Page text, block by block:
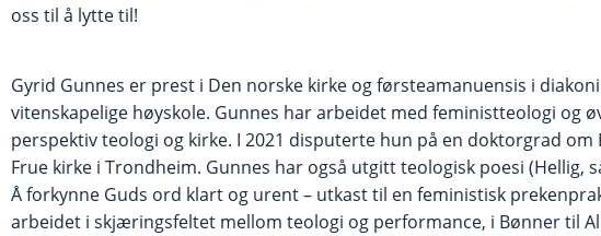
oss til å lytte til!
Gyrid Gunnes er prest i Den norske kirke og førsteamanuensis i
vitenskapelige høyskole. Gunnes har arbeidet med feministteologi og
perspektiv teologi og kirke. I 2021 disputerte hun på en doktorgrad om
Frue kirke i Trondheim. Gunnes har også utgitt teologisk poesi (Hellig,
Å forkynne Guds ord klart og urent – utkast til en feministisk
arbeidet i skjæringsfeltet mellom teologi og performance, i Bønner til